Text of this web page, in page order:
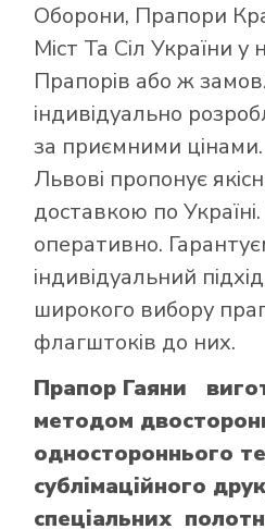
Оборони, Прапори
Міст Та Сіл України у
Прапорів або ж
індивідуально
за приємними
Львові пропонує
доставкою по
оперативно.
індивідуальний
широкого вибору
флагштоків до них.
Прапор Гаяни
методом
одностороннього
сублімаційного
спеціальних